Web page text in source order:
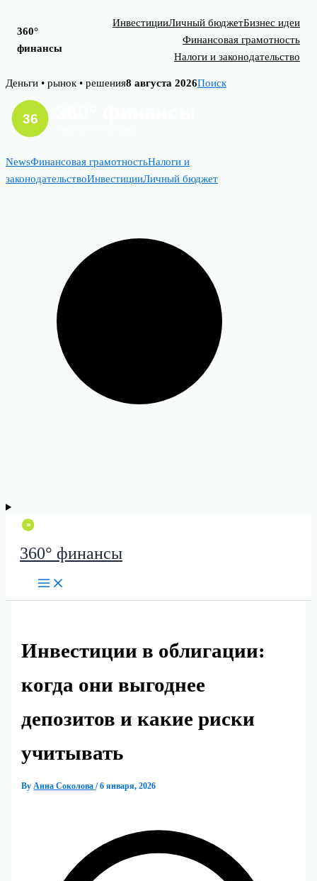
360°
финансы
ИнвестицииЛичный бюджетБизнес идеи
Финансовая грамотность
Налоги и законодательство
Skip
content
Деньги • рынок • решения8 августа 2026Поиск
NewsФинансовая грамотностьНалоги и
законодательствоИнвестицииЛичный бюджет
360° финансы
Инвестиции в облигации:
когда они выгоднее
депозитов и какие риски
учитывать
By Анна Соколова/6 января, 2026